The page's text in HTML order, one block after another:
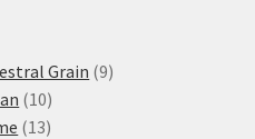
Grain 99
1010
produktů
1313